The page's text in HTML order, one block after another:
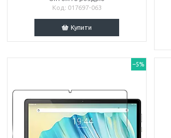
017697-063
Купити
–5%